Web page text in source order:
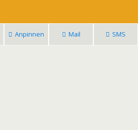
Anpinnen Mail SMS